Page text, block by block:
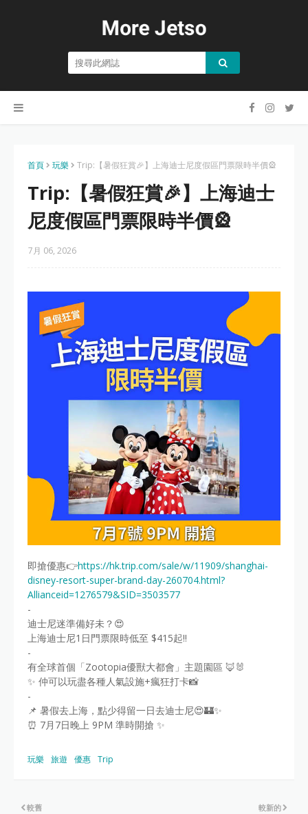
首頁 玩樂 Trip:【暑假狂賞🎉】上海迪士尼度假區門票限時半價🎡
Trip:【暑假狂賞🎉】上海迪士
尼度假區門票限時半價🎡
7月 06, 2026
即搶優惠👉https://hk.trip.com/sale/w/11909/shanghai-
disney-resort-super-brand-day-260704.html?
Allianceid=1276579&SID=3503577
-
迪士尼迷準備好未？😍
上海迪士尼1日門票限時低至 $415起‼️
-
有全球首個「Zootopia優獸大都會」主題園區 🦊🐰
✨ 仲可以玩盡各種人氣設施+瘋狂打卡📸
-
📌 暑假去上海，點少得留一日去迪士尼😍🏰✨
⏰ 7月7日晚上 9PM 準時開搶 ✨
玩樂 旅遊 優惠 Trip
較新的
較舊